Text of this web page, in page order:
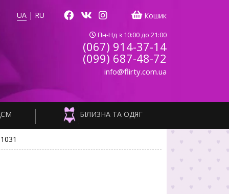
UA | RU Кошик
Пн-Нд з 10:00 до 21:00
(067) 914-37-14
(099) 687-48-72
info@flirty.com.ua
БІЛИЗНА ТА ОДЯГ